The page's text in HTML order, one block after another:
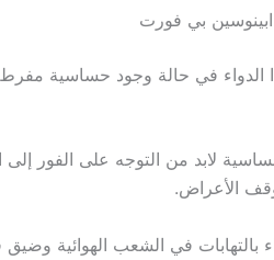
ابينوسين بي فورت
الدواء في حالة وجود حساسية
لابد من التوجه على الفور
الأعراض.
بالتهابات في الشعب الهوائية